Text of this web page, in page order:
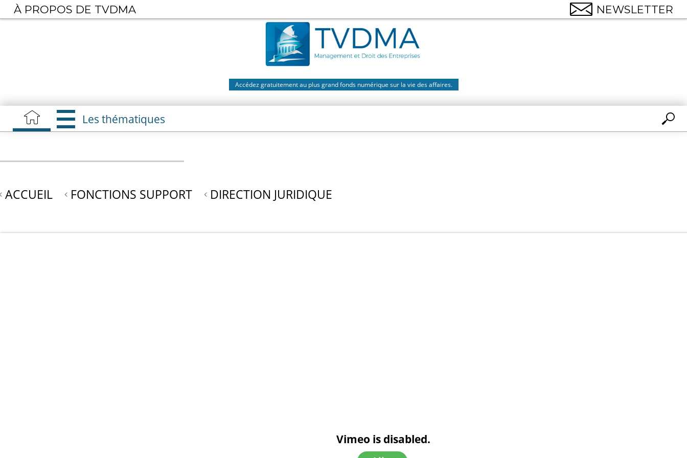
Aller
au
Accédez gratuitement au plus grand fonds numérique sur la vie des affaires.
Les thématiques
ACCUEIL FONCTIONS SUPPORT DIRECTION JURIDIQUE
Vimeo is disabled.
À PROPOS DE TVDMA NEWSLETTER